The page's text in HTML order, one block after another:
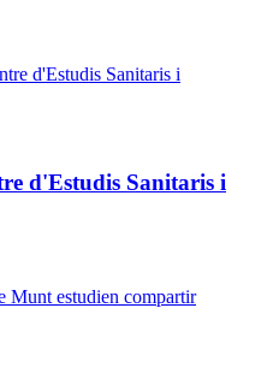
d'Estudis Sanitaris i